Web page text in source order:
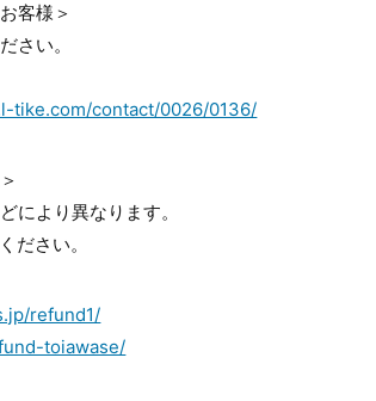
客様＞
さい。
tike.com/contact/0026/0136/
により異なります。
ださい。
refund1/
toiawase/